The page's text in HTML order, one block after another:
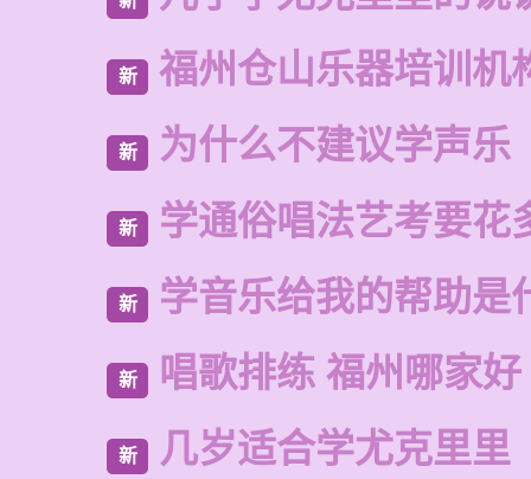
新 福州仓山乐器培训机
新 为什么不建议学声乐
新 学通俗唱法艺考要花
新 学音乐给我的帮助是
新 唱歌排练 福州哪家好
新 几岁适合学尤克里里